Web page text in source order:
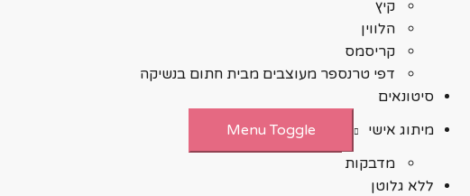
קיץ
הלווין
קריסמס
דפי טרנספר מעוצבים מבית חתום בנשיקה
סיטונאים
מיתוג אישי
Menu Toggle
מדבקות
ללא גלוטן